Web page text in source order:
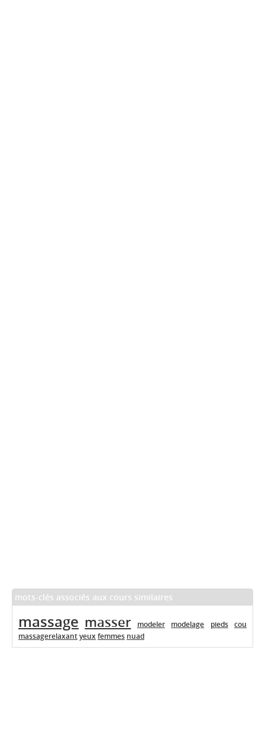
mots-clés associés aux cours similaires
massage masser modeler modelage pieds
cou
massagerelaxantyeuxfemmes nuad